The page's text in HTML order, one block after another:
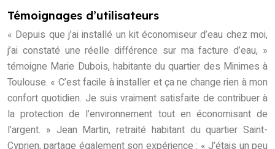
Témoignages d’utilisateurs
« Depuis que j’ai installé un kit économiseur d’eau chez moi,
j’ai constaté une réelle différence sur ma facture d’eau, »
témoigne Marie Dubois, habitante du quartier des Minimes à
Toulouse. « C’est facile à installer et ça ne change rien à mon
confort quotidien. Je suis vraiment satisfaite de contribuer à
la protection de l’environnement tout en économisant de
l’argent. » Jean Martin, retraité habitant du quartier Saint-